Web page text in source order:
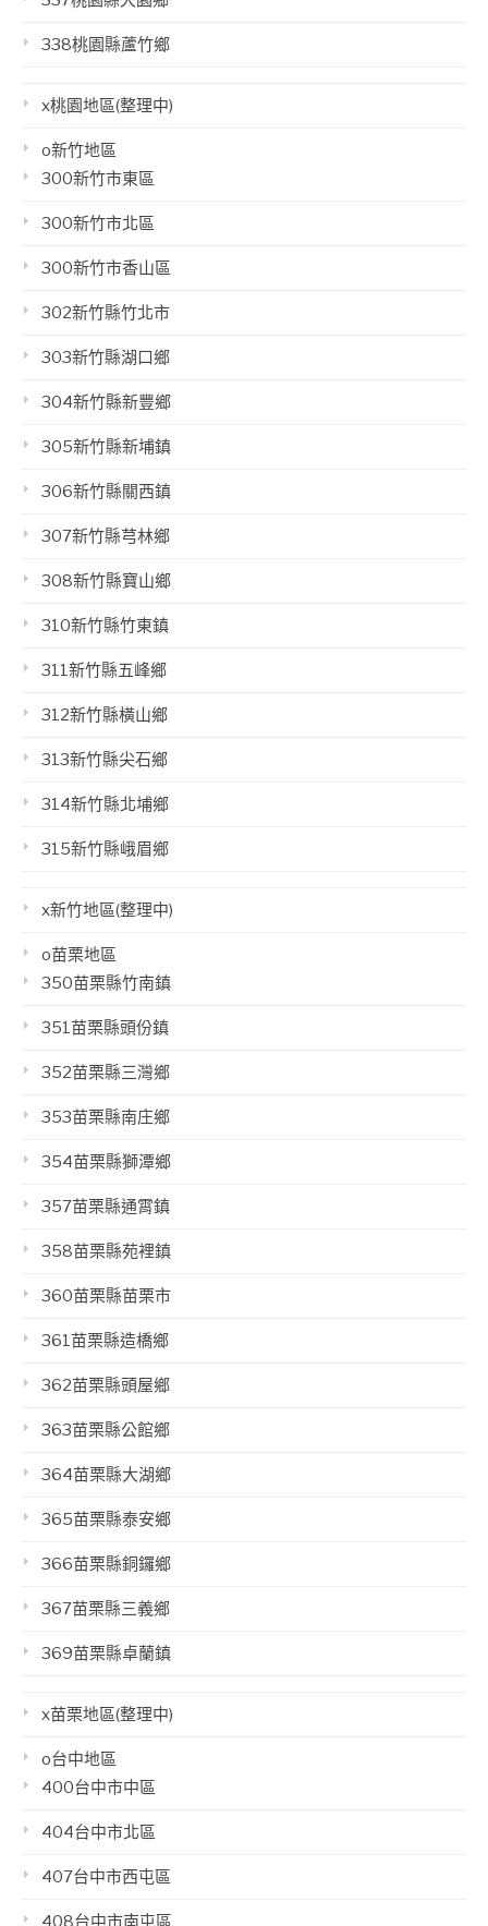
338桃園縣蘆竹鄉
x桃園地區(整理中)
o新竹地區
300新竹市東區
300新竹市北區
300新竹市香山區
302新竹縣竹北市
303新竹縣湖口鄉
304新竹縣新豐鄉
305新竹縣新埔鎮
306新竹縣關西鎮
307新竹縣芎林鄉
308新竹縣寶山鄉
310新竹縣竹東鎮
311新竹縣五峰鄉
312新竹縣橫山鄉
313新竹縣尖石鄉
314新竹縣北埔鄉
315新竹縣峨眉鄉
x新竹地區(整理中)
o苗栗地區
350苗栗縣竹南鎮
351苗栗縣頭份鎮
352苗栗縣三灣鄉
353苗栗縣南庄鄉
354苗栗縣獅潭鄉
357苗栗縣通霄鎮
358苗栗縣苑裡鎮
360苗栗縣苗栗市
361苗栗縣造橋鄉
362苗栗縣頭屋鄉
363苗栗縣公館鄉
364苗栗縣大湖鄉
365苗栗縣泰安鄉
366苗栗縣銅鑼鄉
367苗栗縣三義鄉
369苗栗縣卓蘭鎮
x苗栗地區(整理中)
o台中地區
400台中市中區
404台中市北區
407台中市西屯區
408台中市南屯區